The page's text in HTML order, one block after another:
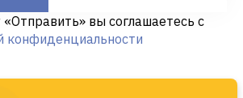
вы соглашаетесь с
конфиденциальности